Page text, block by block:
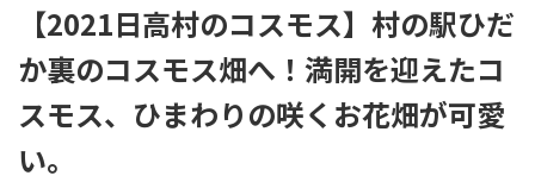
【2021日高村のコスモス】村の駅ひだ
か裏のコスモス畑へ！満開を迎えたコ
スモス、ひまわりの咲くお花畑が可愛
い。